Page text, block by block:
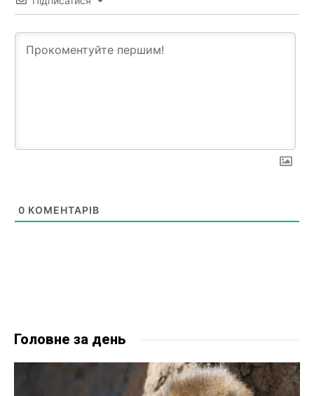
0 КОМЕНТАРІВ
Головне за день